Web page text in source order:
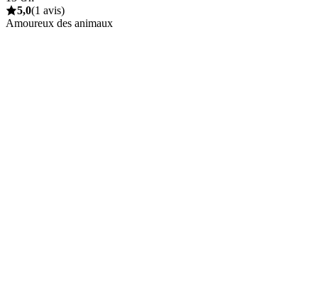
5,0(1 avis)
Amoureux des animaux